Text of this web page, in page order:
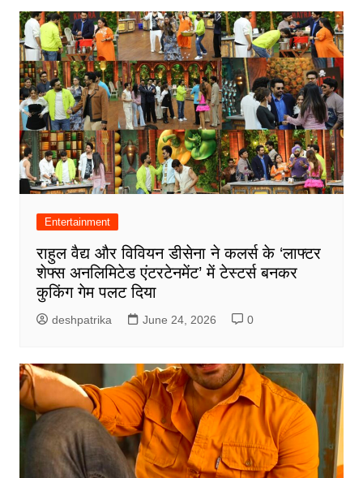
Entertainment
राहुल वैद्य और विवियन डीसेना ने कलर्स के ‘लाफ्टर
शेफ्स अनलिमिटेड एंटरटेनमेंट’ में टेस्टर्स बनकर
कुकिंग गेम पलट दिया
deshpatrika June 24, 2026 0